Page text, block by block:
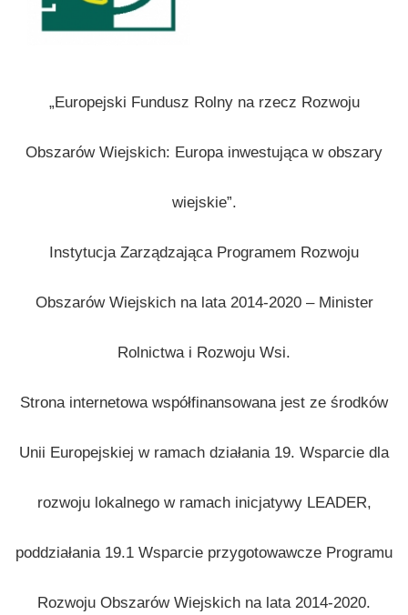
„Europejski Fundusz Rolny na rzecz Rozwoju
Obszarów Wiejskich: Europa inwestująca w obszary
wiejskie”.
Instytucja Zarządzająca Programem Rozwoju
Obszarów Wiejskich na lata 2014-2020 – Minister
Rolnictwa i Rozwoju Wsi.
Strona internetowa współfinansowana jest ze środków
Unii Europejskiej w ramach działania 19. Wsparcie dla
rozwoju lokalnego w ramach inicjatywy LEADER,
poddziałania 19.1 Wsparcie przygotowawcze Programu
Rozwoju Obszarów Wiejskich na lata 2014-2020.